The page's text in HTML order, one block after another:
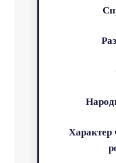
Характер